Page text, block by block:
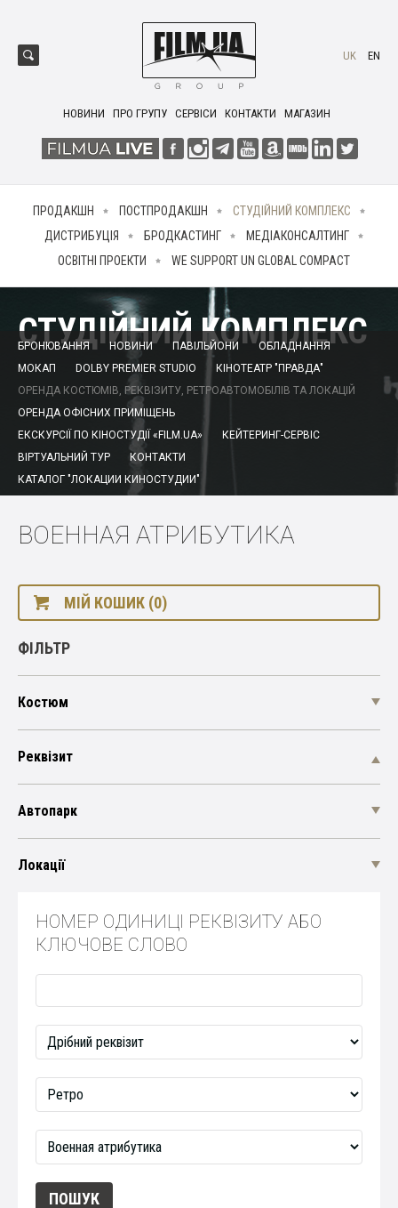
НОВИНИ ПРО ГРУПУ СЕРВІСИ КОНТАКТИ МАГАЗИН
UK EN
ПРОДАКШН ПОСТПРОДАКШН
СТУДІЙНИЙ КОМПЛЕКС
ДИСТРИБУЦІЯ
БРОДКАСТИНГ
МЕДІАКОНСАЛТИНГ
ОСВІТНІ ПРОЕКТИ
WE SUPPORT UN GLOBAL COMPACT
СТУДІЙНИЙ КОМПЛЕКС
БРОНЮВАННЯ НОВИНИ ПАВІЛЬЙОНИ
ОБЛАДНАННЯ
МОКАП
DOLBY PREMIER STUDIO
КІНОТЕАТР "ПРАВДА"
ОРЕНДА КОСТЮМІВ, РЕКВІЗИТУ, РЕТРОАВТОМОБІЛІВ ТА ЛОКАЦІЙ
ОРЕНДА ОФІСНИХ ПРИМІЩЕНЬ
ЕКСКУРСІЇ ПО КІНОСТУДІЇ «FILM.UA»
КЕЙТЕРИНГ-СЕРВІС
ВІРТУАЛЬНИЙ ТУР
КОНТАКТИ
КАТАЛОГ "ЛОКАЦИИ КИНОСТУДИИ"
ВОЕННАЯ АТРИБУТИКА
МІЙ КОШИК (0)
ФІЛЬТР
Костюм
Реквізит
Автопарк
Локації
НОМЕР ОДИНИЦІ РЕКВІЗИТУ АБО
КЛЮЧОВЕ СЛОВО